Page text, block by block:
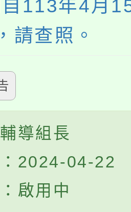
113年4月
請查照。
導組長
2024-04-22
啟用中